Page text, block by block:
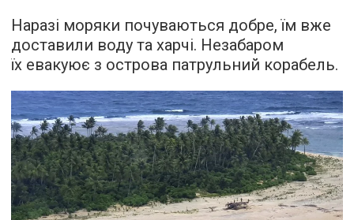
Наразі моряки почуваються добре, їм вже
доставили воду та харчі. Незабаром
їх евакуює з острова патрульний корабель.